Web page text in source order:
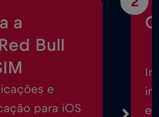
a
Bull
e
para iOS